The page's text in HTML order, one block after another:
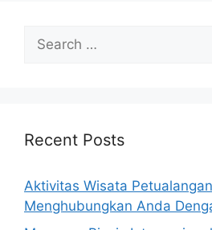
Search
for:
Recent Posts
Aktivitas Wisata
Menghubungkan Anda